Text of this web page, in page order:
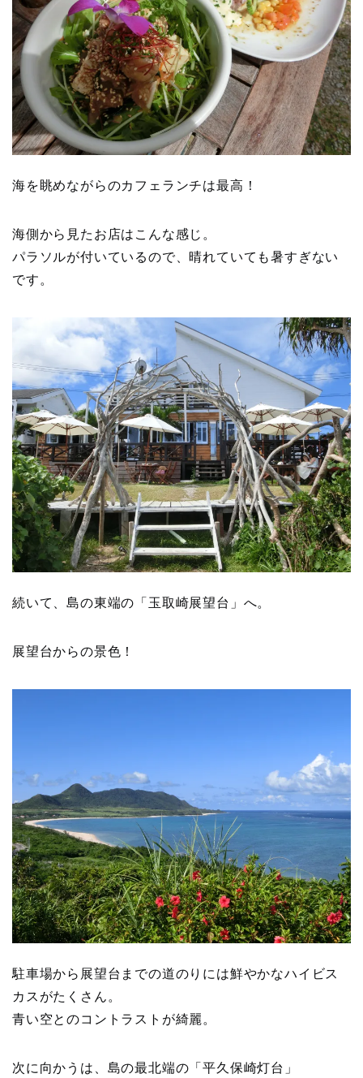
海を眺めながらのカフェランチは最高！
海側から見たお店はこんな感じ。
パラソルが付いているので、晴れていても暑すぎない
です。
続いて、島の東端の「玉取崎展望台」へ。
展望台からの景色！
駐車場から展望台までの道のりには鮮やかなハイビス
カスがたくさん。
青い空とのコントラストが綺麗。
次に向かうは、島の最北端の「平久保崎灯台」